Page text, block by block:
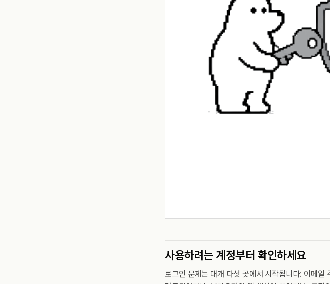
사용하려는 계정부터 확인하세요
로그인 문제는 대개 다섯 곳에서 시작됩니다: 이메일